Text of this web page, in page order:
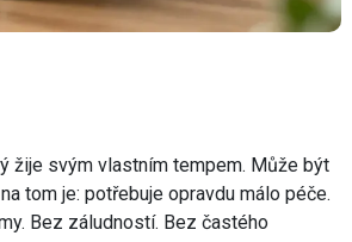
žije svým vlastním tempem. Může být
tom je: potřebuje opravdu málo péče.
Bez záludností. Bez častého